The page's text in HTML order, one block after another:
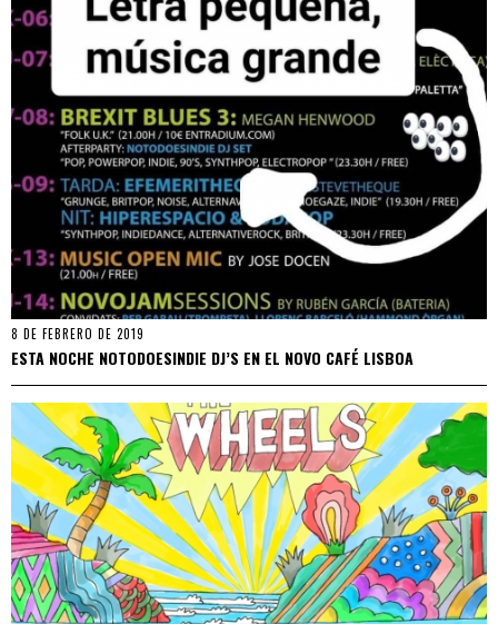
8 DE FEBRERO DE 2019
ESTA NOCHE NOTODOESINDIE DJ’S EN EL NOVO CAFÉ LISBOA